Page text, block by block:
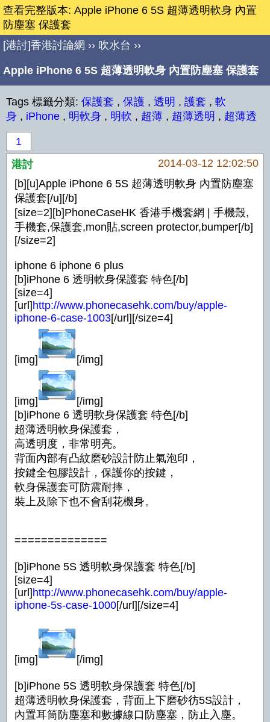
查看完整版本: Apple iPhone 6 5S 超薄透明軟身 內置
防塵塞 保護套
[港討]香港討論網 ›› 吹水台 ››
Apple iPhone 6 5S 超薄透明軟身 內置防塵塞 保護套
Tags 標籤分類: 保護套 , 保護 , 透明 , 護套 , 軟
身 , iPhone , 明軟身 , 明軟 , 超薄 , 超薄透明 , 超薄透
1
港討
2014-03-12 12:02:50
[b][u]Apple iPhone 6 5S 超薄透明軟身 內置防塵塞
保護套[/u][/b]
[size=2][b]PhoneCaseHK 香港手機套網 | 手機殼,
手機套,保護套,mon貼,screen protector,bumper[/b]
[/size=2]
iphone 6 iphone 6 plus
[b]iPhone 6 透明軟身保護套 特色[/b]
[size=4]
[url] http://www.phonecasehk.com/buy/apple-
iphone-6-case-1003[/url][/size=4]
[img] [/img]
[img]
[/img]
[b]iPhone 6 透明軟身保護套 特色[/b]
超薄透明軟身保護套，
高透明度，非常明亮。
背面內部有凸紋磨砂設計防止氣泡印，
按鍵全包膠設計，保護你的按鍵，
軟身保護套可防震耐摔，
裝上及除下也不會刮花機身。
==============
[b]iPhone 5S 透明軟身保護套 特色[/b]
[size=4]
[url] http://www.phonecasehk.com/buy/apple-
iphone-5s-case-1000[/url][/size=4]
[img] [/img]
[b]iPhone 5S 透明軟身保護套 特色[/b]
超薄透明軟身保護套，背面上下磨砂彷5S設計，
內置耳筒防塵塞和數據線口防塵塞，防止入塵。